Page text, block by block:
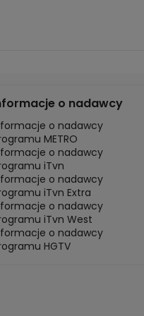
o nadawcy
o nadawcy
METRO
o nadawcy
iTvn
o nadawcy
iTvn Extra
o nadawcy
iTvn West
o nadawcy
HGTV